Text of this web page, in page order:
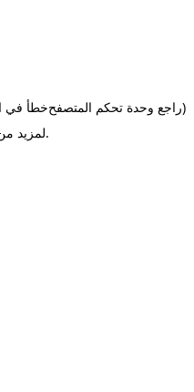
خطأ في(راجع وحدة تحكم المتصفح
لمزيد.